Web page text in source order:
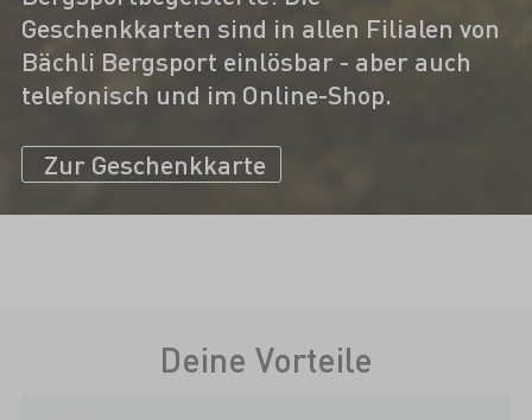
Geschenkkarten sind in allen Filialen von
Bächli Bergsport einlösbar - aber auch
telefonisch und im Online-Shop.
Zur Geschenkkarte
Deine Vorteile